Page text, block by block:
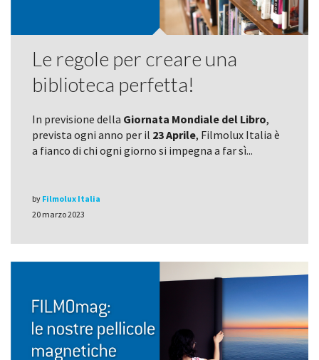
Le regole per creare una
biblioteca perfetta!
In previsione della Giornata Mondiale del Libro,
prevista ogni anno per il 23 Aprile, Filmolux Italia è
a fianco di chi ogni giorno si impegna a far sì...
by Filmolux Italia
20 marzo 2023